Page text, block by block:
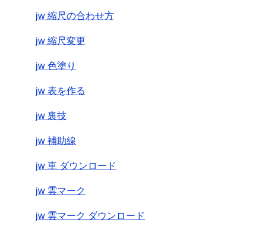
jw 縮尺の合わせ方
jw 縮尺変更
jw 色塗り
jw 表を作る
jw 裏技
jw 補助線
jw 車 ダウンロード
jw 雲マーク
jw 雲マーク ダウンロード